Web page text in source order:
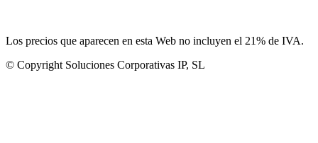
Los precios que aparecen en esta Web no incluyen el 21% de IVA.
© Copyright Soluciones Corporativas IP, SL